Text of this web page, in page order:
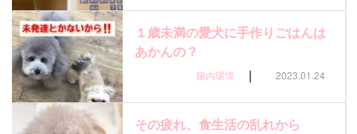
１歳未満の愛犬に手作りごはんは
あかんの？
腸内環境 | 2023.01.24
その疲れ、食生活の乱れから